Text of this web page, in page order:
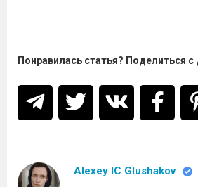
Понравилась статья? Поделиться с
Alexey IC Glushakov